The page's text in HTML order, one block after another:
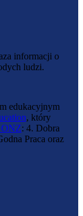
informacji o
ludzi.
edukacyjnym
, który
ONZ: 4. Dobra
Praca oraz